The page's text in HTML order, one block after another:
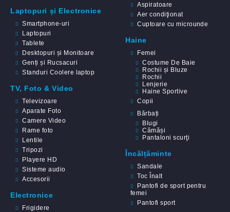
Laptopuri și Electronice
Smartphone-uri
Laptopuri
Tablete
Desktopuri și Monitoare
Genți și Rucsacuri
Standuri Coolere laptop
TV, Foto & Video
Televizoare
Aparate Foto
Camere Video
Rame foto
Lentile
Tripozi
Playere HD
Sisteme audio
Accesorii
Electronice
Frigidere
Aspiratoare
Aer condiţionat
Cuptoare cu microunde
Haine
Femei
Costume De Baie
Rochii și Bluze
Rochii
Lenjerie
Haine Sportive
Copii
Bărbați
Blugi
Cămăși
Pantaloni scurţi
Încălțăminte
Sandale
Toc Înalt
Pantofi de sport pentru
femei
Pantofi sport